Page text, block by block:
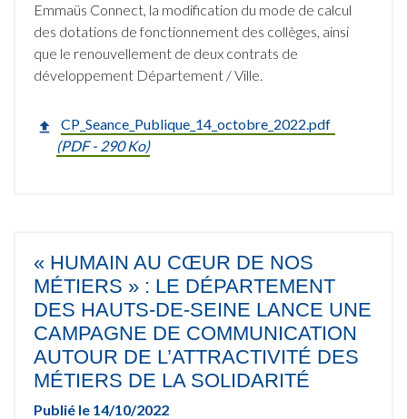
Emmaüs Connect, la modification du mode de calcul
des dotations de fonctionnement des collèges, ainsi
que le renouvellement de deux contrats de
développement Département / Ville.
CP_Seance_Publique_14_octobre_2022.pdf
(PDF- 290 Ko)
« HUMAIN AU CŒUR DE NOS
MÉTIERS » : LE DÉPARTEMENT
DES HAUTS-DE-SEINE LANCE UNE
CAMPAGNE DE COMMUNICATION
AUTOUR DE L’ATTRACTIVITÉ DES
MÉTIERS DE LA SOLIDARITÉ
Publié le 14/10/2022